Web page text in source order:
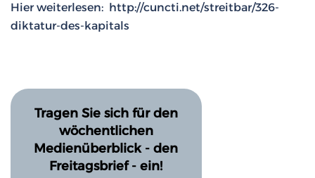
Hier weiterlesen: http://cuncti.net/streitbar/326-
diktatur-des-kapitals
Tragen Sie sich für den
wöchentlichen
Medienüberblick - den
Freitagsbrief - ein!